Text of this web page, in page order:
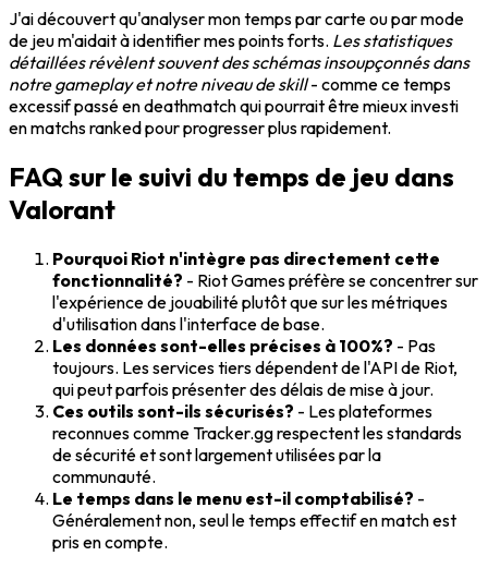
J'ai découvert qu'analyser mon temps par carte ou par mode
de jeu m'aidait à identifier mes points forts. Les statistiques
détaillées révèlent souvent des schémas insoupçonnés dans
notre gameplay et notre niveau de skill- comme ce temps
excessif passé en deathmatch qui pourrait être mieux investi
en matchs ranked pour progresser plus rapidement.
FAQ sur le suivi du temps de jeu dans
Valorant
Pourquoi Riot n'intègre pas directement cette
fonctionnalité? - Riot Games préfère se concentrer sur
l'expérience de jouabilité plutôt que sur les métriques
d'utilisation dans l'interface de base.
Les données sont-elles précises à 100%? - Pas
toujours. Les services tiers dépendent de l'API de Riot,
qui peut parfois présenter des délais de mise à jour.
Ces outils sont-ils sécurisés? - Les plateformes
reconnues comme Tracker.gg respectent les standards
de sécurité et sont largement utilisées par la
communauté.
Le temps dans le menu est-il comptabilisé? -
Généralement non, seul le temps effectif en match est
pris en compte.